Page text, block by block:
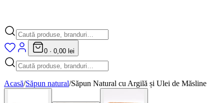
0 · 0,00 lei
Acasă/Săpun natural/Săpun Natural cu Argilă și Ulei de Măsline